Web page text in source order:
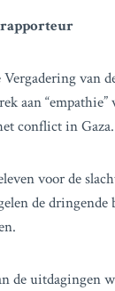
van
aan
conflict in Gaza.
voor de
de
de uitdagingen